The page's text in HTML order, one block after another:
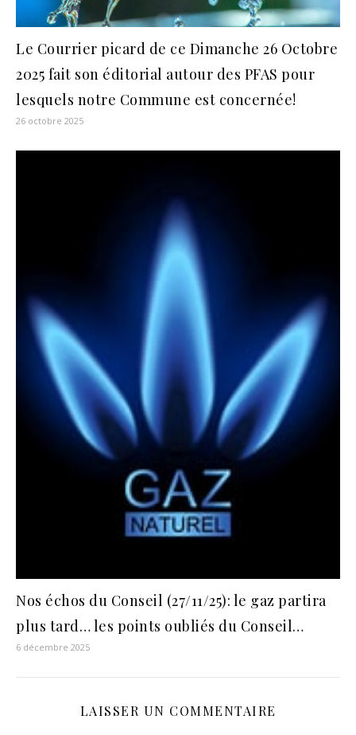
Le Courrier picard de ce Dimanche 26 Octobre
2025 fait son éditorial autour des PFAS pour
lesquels notre Commune est concernée!
26 octobre 2025
Nos échos du Conseil (27/11/25): le gaz partira
plus tard… les points oubliés du Conseil…
6 décembre 2025
LAISSER UN COMMENTAIRE